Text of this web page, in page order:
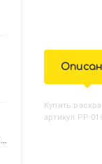
Купить
артикул РР-